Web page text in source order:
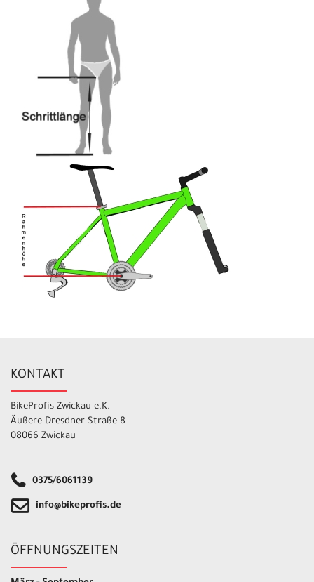
KONTAKT
BikeProfis Zwickau e.K.
Äußere Dresdner Straße 8
08066 Zwickau
0375/6061139
info@bikeprofis.de
ÖFFNUNGSZEITEN